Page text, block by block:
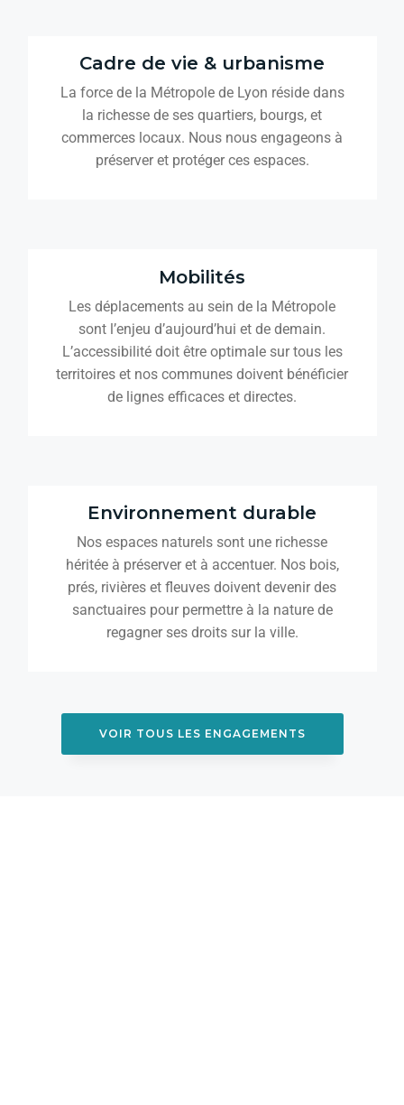
Cadre de vie & urbanisme
La force de la Métropole de Lyon réside dans
la richesse de ses quartiers, bourgs, et
commerces locaux. Nous nous engageons à
préserver et protéger ces espaces.
Mobilités
Les déplacements au sein de la Métropole
sont l’enjeu d’aujourd’hui et de demain.
L’accessibilité doit être optimale sur tous les
territoires et nos communes doivent bénéficier
de lignes efficaces et directes.
Environnement durable
Nos espaces naturels sont une richesse
héritée à préserver et à accentuer. Nos bois,
prés, rivières et fleuves doivent devenir des
sanctuaires pour permettre à la nature de
regagner ses droits sur la ville.
VOIR TOUS LES ENGAGEMENTS